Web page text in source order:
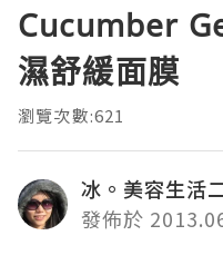
Cucumber
濕舒緩面膜
瀏覽次數:621
冰。美容生活
發佈於